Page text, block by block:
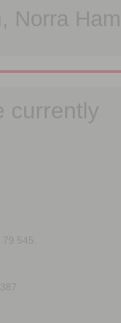
Norra
currently
79 545.
387.